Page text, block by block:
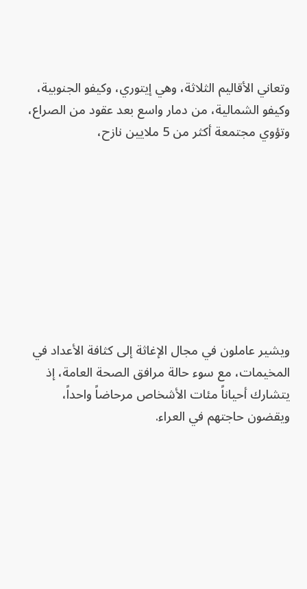
وتعاني الأقاليم الثلاثة، وهي إيتوري، وكيفو الجنوبية،
وكيفو الشمالية، من دمار واسع بعد عقود من الصراع،
وتؤوي مجتمعة أكثر من 5 ملايين نازح،
ويشير عاملون في ‌مجال الإغاثة إلى كثافة الأعداد في
المخيمات، مع سوء حالة مرافق الصحة العامة، إذ
يتشارك أحياناً مئات الأشخاص مرحاضاً واحداً،
ويقضون حاجتهم في العراء.